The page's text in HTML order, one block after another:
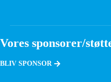
Vores sponsorer/
BLIV SPONSOR